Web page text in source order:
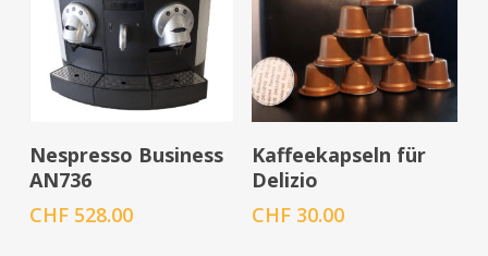
In den Warenkorb
Nespresso Business
AN736
CHF528.00
In den Warenkorb
Kaffeekapseln für
Delizio
CHF 30.00